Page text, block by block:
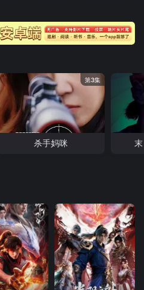
第3集
杀手妈咪